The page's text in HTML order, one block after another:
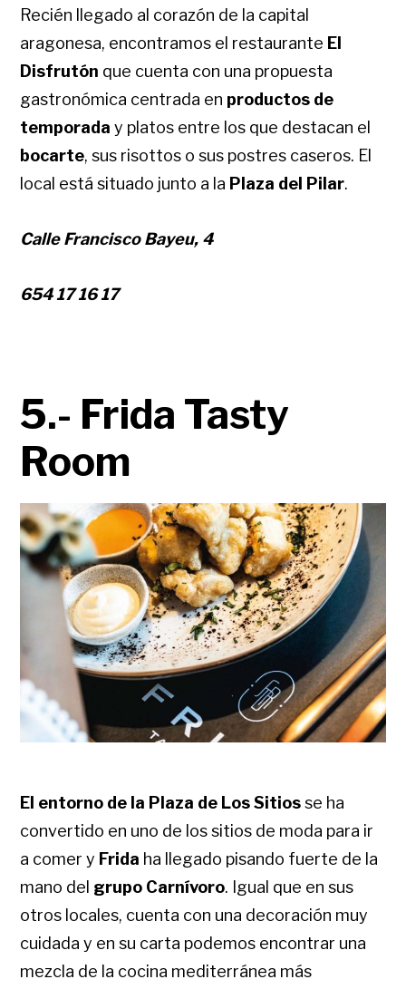
Recién llegado al corazón de la capital
aragonesa, encontramos el restaurante El
Disfrutón que cuenta con una propuesta
gastronómica centrada en productos de
temporada y platos entre los que destacan el
bocarte, sus risottos o sus postres caseros. El
local está situado junto a la Plaza del Pilar.
Calle Francisco Bayeu, 4
654 17 16 17
5.- Frida Tasty
Room
El entorno de la Plaza de Los Sitiosse ha
convertido en uno de los sitios de moda para ir
a comer y Frida ha llegado pisando fuerte de la
mano del grupo Carnívoro. Igual que en sus
otros locales, cuenta con una decoración muy
cuidada y en su carta podemos encontrar una
mezcla de la cocina mediterránea más